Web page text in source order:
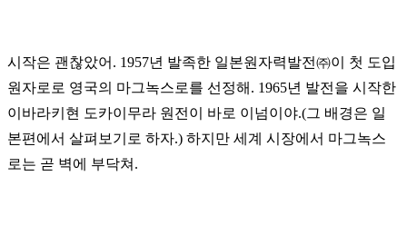
시작은 괜찮았어 . 1957년 발족한 일본원자력발전㈜이 첫 도입
원자로로 영국의 마그녹스로를 선정해 . 1965년 발전을 시작한
이바라키현 도카이무라 원전이 바로 이넘이야.(그 배경은 일
본편에서 살펴보기로 하자.) 하지만 세계 시장에서 마그녹스
로는 곧 벽에 부닥쳐 .